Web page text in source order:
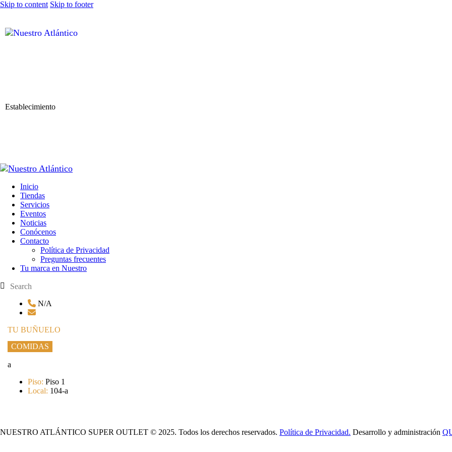
Skip to content Skip to footer
Establecimiento
Inicio
Tiendas
Servicios
Eventos
Noticias
Conócenos
Contacto
Política de Privacidad
Preguntas frecuentes
Tu marca en Nuestro
N/A
TU BUÑUELO
COMIDAS
a
Piso: Piso 1
Local: 104-a
NUESTRO ATLÁNTICO SUPER OUTLET © 2025. Todos los derechos reservados. Política de Privacidad. Desarrollo y administración